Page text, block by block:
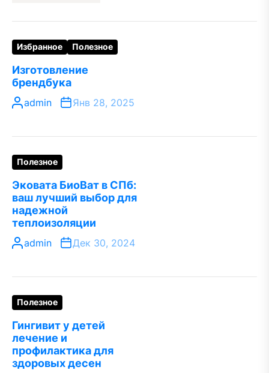
Избранное Полезное
Изготовление
брендбука
admin Янв 28, 2025
Полезное
Эковата БиоВат в СПб:
ваш лучший выбор для
надежной
теплоизоляции
admin Дек 30, 2024
Полезное
Гингивит у детей
лечение и
профилактика для
здоровых десен